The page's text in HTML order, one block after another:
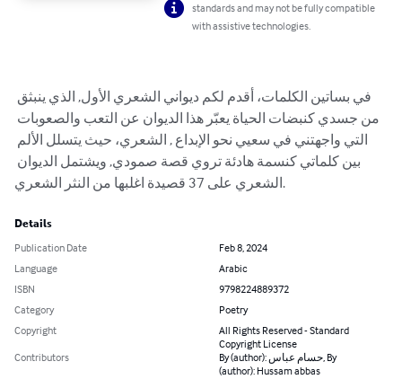
standards and may not be fully compatible
with assistive technologies.
في بساتين الكلمات، أقدم لكم ديواني الشعري الأول, الذي ينبثق
من جسدي كنبضات الحياة يعبّر هذا الديوان عن التعب والصعوبات
التي واجهتني في سعيي نحو الإبداع , الشعري، حيث يتسلل الألم
بين كلماتي كنسمة هادئة تروي قصة صمودي, ويشتمل الديوان
الشعري على 37 قصيدة اغلبها من النثر الشعري.
Details
Publication Date
Feb 8, 2024
Language
Arabic
ISBN
9798224889372
Category
Poetry
Copyright
All Rights Reserved - Standard
Copyright License
Contributors
By (author): حسام عباس, By
(author): Hussam abbas